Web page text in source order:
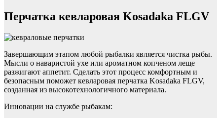
Перчатка кевларовая Kosadaka FLGV
Завершающим этапом любой рыбалки является чистка рыбы.
Мысли о наваристой ухе или ароматном копченом леще
разжигают аппетит. Сделать этот процесс комфортным и
безопасным поможет кевларовая перчатка Kosadaka FLGV,
созданная из высокотехнологичного материала.
Инновации на службе рыбакам: